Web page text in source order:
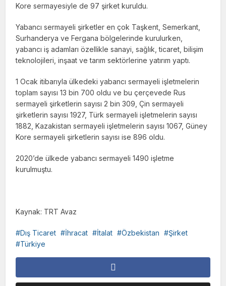
Kore sermayesiyle de 97 şirket kuruldu.
Yabancı sermayeli şirketler en çok Taşkent, Semerkant,
Surhanderya ve Fergana bölgelerinde kurulurken,
yabancı iş adamları özellikle sanayi, sağlık, ticaret, bilişim
teknolojileri, inşaat ve tarım sektörlerine yatırım yaptı.
1 Ocak itibarıyla ülkedeki yabancı sermayeli işletmelerin
toplam sayısı 13 bin 700 oldu ve bu çerçevede Rus
sermayeli şirketlerin sayısı 2 bin 309, Çin sermayeli
şirketlerin sayısı 1927, Türk sermayeli işletmelerin sayısı
1882, Kazakistan sermayeli işletmelerin sayısı 1067, Güney
Kore sermayeli şirketlerin sayısı ise 896 oldu.
2020’de ülkede yabancı sermayeli 1490 işletme
kurulmuştu.
Kaynak: TRT Avaz
Dış Ticaret İhracat İtalat Özbekistan
Şirket
Türkiye